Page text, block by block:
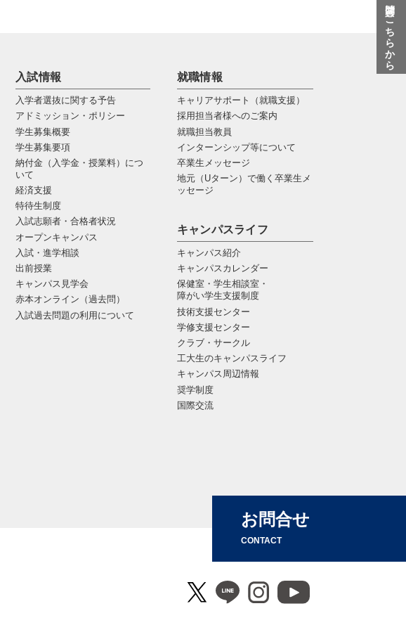
入試情報
入学者選抜に関する予告
アドミッション・ポリシー
学生募集概要
学生募集要項
納付金（入学金・授業料）につ
いて
経済支援
特待生制度
入試志願者・合格者状況
オープンキャンパス
入試・進学相談
出前授業
キャンパス見学会
赤本オンライン（過去問）
入試過去問題の利用について
就職情報
キャリアサポート（就職支援）
採用担当者様へのご案内
就職担当教員
インターンシップ等について
卒業生メッセージ
地元（Uターン）で働く卒業生メ
ッセージ
キャンパスライフ
キャンパス紹介
キャンパスカレンダー
保健室・学生相談室・
障がい学生支援制度
技術支援センター
学修支援センター
クラブ・サークル
工大生のキャンパスライフ
キャンパス周辺情報
奨学制度
国際交流
お問合せ
CONTACT
質問はこちらから